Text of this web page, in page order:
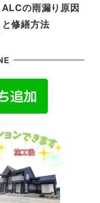
ALCの雨漏り原因
と修繕方法